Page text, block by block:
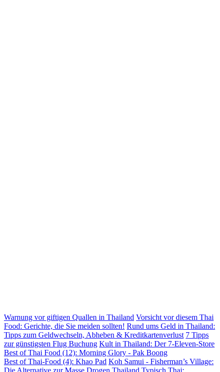
Warnung vor giftigen Quallen in Thailand Vorsicht vor diesem Thai
Food: Gerichte, die Sie meiden sollten! Rund ums Geld in Thailand:
Tipps zum Geldwechseln, Abheben & Kreditkartenverlust 7 Tipps
zur günstigsten Flug Buchung Kult in Thailand: Der 7-Eleven-Store
Best of Thai Food (12): Morning Glory - Pak Boong
Best of Thai-Food (4): Khao Pad Koh Samui - Fisherman’s Village:
Die Alternative zur Masse Drogen Thailand Typisch Thai: